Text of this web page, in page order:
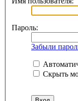
Пароль:
Забыли
Скрыть